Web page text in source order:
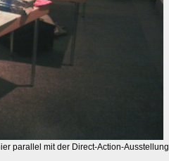
parallel mit der Direct-Action-Ausstellung